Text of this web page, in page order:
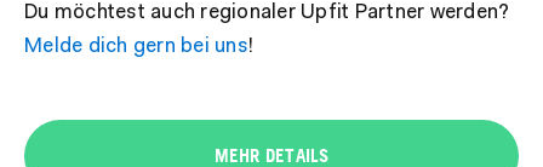
Du möchtest auch regionaler Upfit Partner werden?
Melde dich gern bei uns!
MEHR DETAILS